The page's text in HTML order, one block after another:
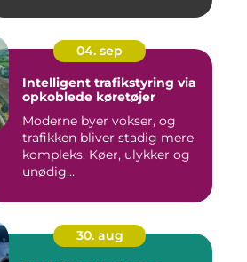
04. sep
Intelligent trafikstyring via
opkoblede køretøjer
Moderne byer vokser, og
trafikken bliver stadig mere
kompleks. Køer, ulykker og
unødig...
30. aug